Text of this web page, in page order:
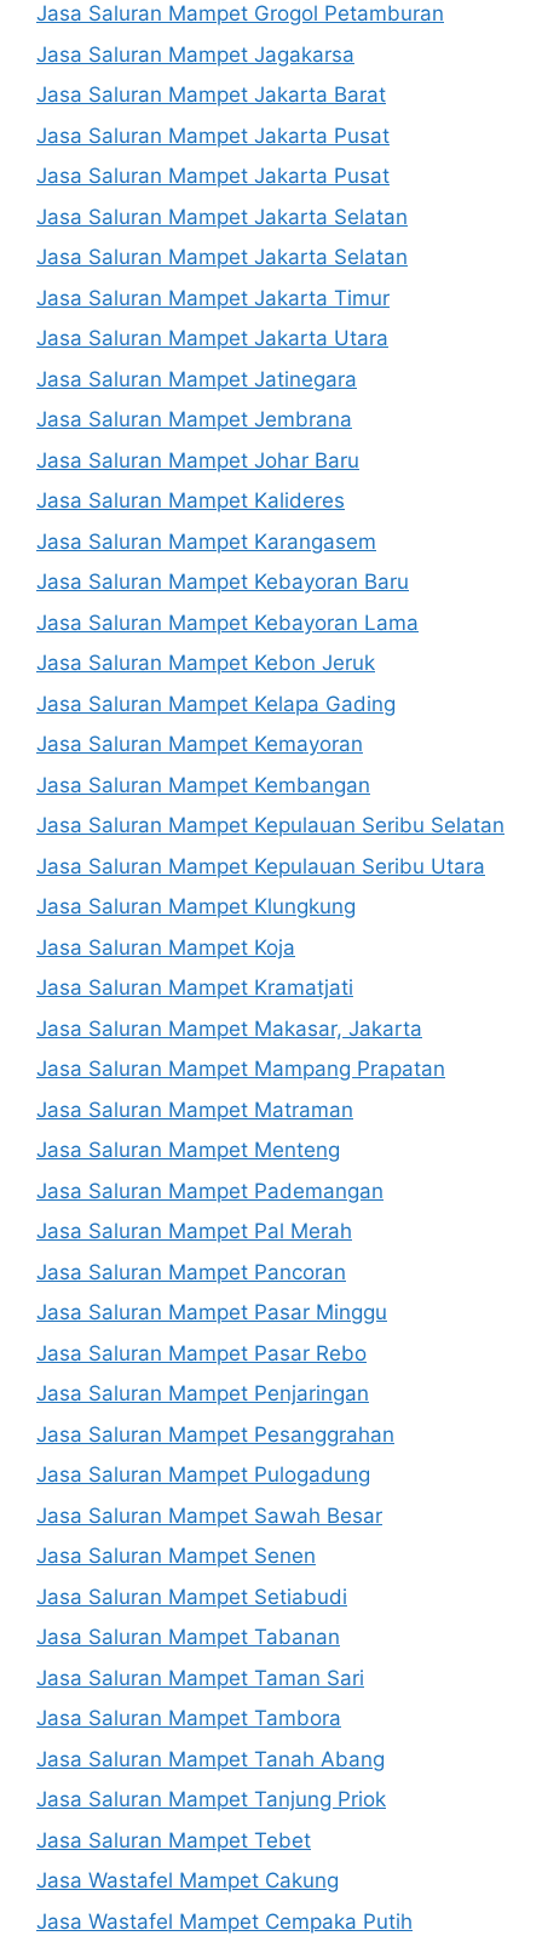
Jasa Saluran Mampet Grogol Petamburan
Jasa Saluran Mampet Jagakarsa
Jasa Saluran Mampet Jakarta Barat
Jasa Saluran Mampet Jakarta Pusat
Jasa Saluran Mampet Jakarta Pusat
Jasa Saluran Mampet Jakarta Selatan
Jasa Saluran Mampet Jakarta Selatan
Jasa Saluran Mampet Jakarta Timur
Jasa Saluran Mampet Jakarta Utara
Jasa Saluran Mampet Jatinegara
Jasa Saluran Mampet Jembrana
Jasa Saluran Mampet Johar Baru
Jasa Saluran Mampet Kalideres
Jasa Saluran Mampet Karangasem
Jasa Saluran Mampet Kebayoran Baru
Jasa Saluran Mampet Kebayoran Lama
Jasa Saluran Mampet Kebon Jeruk
Jasa Saluran Mampet Kelapa Gading
Jasa Saluran Mampet Kemayoran
Jasa Saluran Mampet Kembangan
Jasa Saluran Mampet Kepulauan Seribu Selatan
Jasa Saluran Mampet Kepulauan Seribu Utara
Jasa Saluran Mampet Klungkung
Jasa Saluran Mampet Koja
Jasa Saluran Mampet Kramatjati
Jasa Saluran Mampet Makasar, Jakarta
Jasa Saluran Mampet Mampang Prapatan
Jasa Saluran Mampet Matraman
Jasa Saluran Mampet Menteng
Jasa Saluran Mampet Pademangan
Jasa Saluran Mampet Pal Merah
Jasa Saluran Mampet Pancoran
Jasa Saluran Mampet Pasar Minggu
Jasa Saluran Mampet Pasar Rebo
Jasa Saluran Mampet Penjaringan
Jasa Saluran Mampet Pesanggrahan
Jasa Saluran Mampet Pulogadung
Jasa Saluran Mampet Sawah Besar
Jasa Saluran Mampet Senen
Jasa Saluran Mampet Setiabudi
Jasa Saluran Mampet Tabanan
Jasa Saluran Mampet Taman Sari
Jasa Saluran Mampet Tambora
Jasa Saluran Mampet Tanah Abang
Jasa Saluran Mampet Tanjung Priok
Jasa Saluran Mampet Tebet
Jasa Wastafel Mampet Cakung
Jasa Wastafel Mampet Cempaka Putih